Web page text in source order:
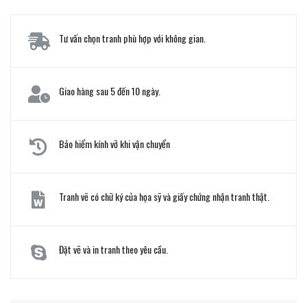
Tư vấn chọn tranh phù hợp với không gian.
Giao hàng sau 5 đến 10 ngày.
Bảo hiểm kính vỡ khi vận chuyển
Tranh vẽ có chữ ký của họa sỹ và giấy chứng nhận tranh thật.
Đặt vẽ và in tranh theo yêu cầu.